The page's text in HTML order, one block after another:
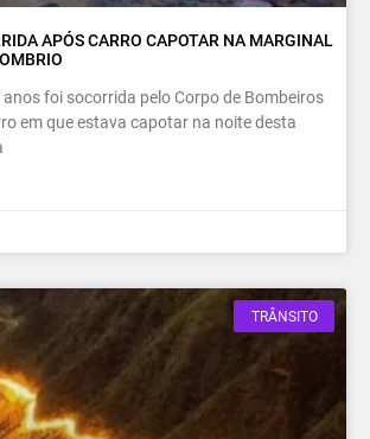
APÓS CARRO CAPOTAR NA MARGINAL
anos foi socorrida pelo Corpo de Bombeiros
em que estava capotar na noite desta
TRÂNSITO